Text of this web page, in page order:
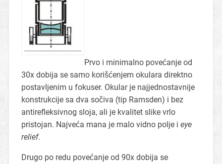
Prvo i minimalno povećanje od
30x dobija se samo korišćenjem okulara direktno
postavljenim u fokuser. Okular je najjednostavnije
konstrukcije sa dva sočiva (tip Ramsden) i bez
antirefleksivnog sloja, ali je kvalitet slike vrlo
pristojan. Najveća mana je malo vidno polje i eye
relief.
Drugo po redu povećanje od 90x dobija se